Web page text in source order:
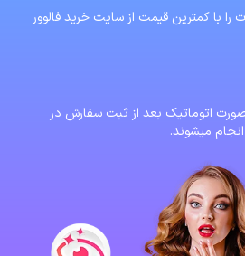
با کمترین قیمت از سایت خرید فالوور
اتوماتیک بعد از ثبت سفارش در
میشوند.